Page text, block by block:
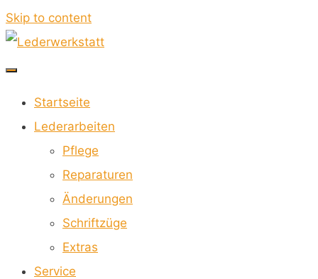
Skip to content
Lederwerkstatt
FÜR
MOTORRADKOMBIS
Startseite
Lederarbeiten
Pflege
Reparaturen
Änderungen
Schriftzüge
Extras
Service